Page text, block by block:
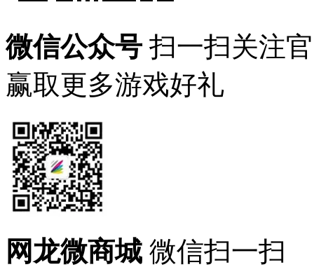
微信公众号 扫一扫关注
赢取更多游戏好礼
网龙微商城 微信扫一扫